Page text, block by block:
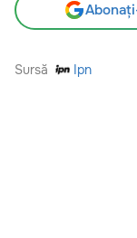
Sursă Ipn